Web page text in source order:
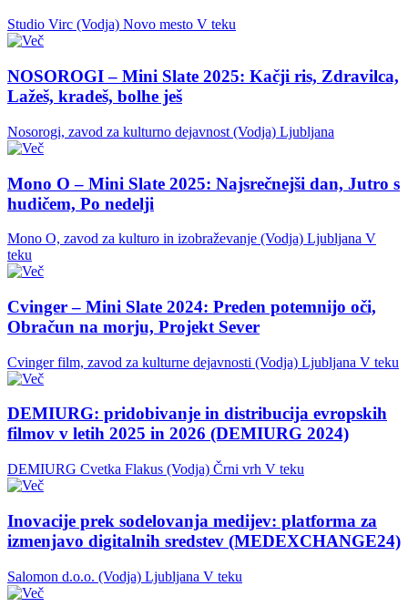
Studio Virc (Vodja) Novo mesto V teku
NOSOROGI – Mini Slate 2025: Kačji ris, Zdravilca,
Lažeš, kradeš, bolhe ješ
Nosorogi, zavod za kulturno dejavnost (Vodja) Ljubljana
Mono O – Mini Slate 2025: Najsrečnejši dan, Jutro s
hudičem, Po nedelji
Mono O, zavod za kulturo in izobraževanje (Vodja) Ljubljana V
teku
Cvinger – Mini Slate 2024: Preden potemnijo oči,
Obračun na morju, Projekt Sever
Cvinger film, zavod za kulturne dejavnosti (Vodja) Ljubljana V teku
DEMIURG: pridobivanje in distribucija evropskih
filmov v letih 2025 in 2026 (DEMIURG 2024)
DEMIURG Cvetka Flakus (Vodja) Črni vrh V teku
Inovacije prek sodelovanja medijev: platforma za
izmenjavo digitalnih sredstev (MEDEXCHANGE24)
Salomon d.o.o. (Vodja) Ljubljana V teku